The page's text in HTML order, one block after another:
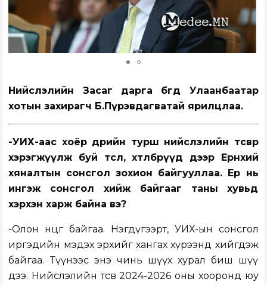
Нийслэлийн Засаг дарга бөгөөд Улаанбаатар
хотын захирагч Б.Пүрэвдагватай ярилцлаа.
-УИХ-аас хоёр өдрийн турш нийслэлийн төсвөөр
хэрэгжүүлж буй төсөл, хөтөлбөрүүд дээр Ерөнхий
хяналтын сонсгол зохион байгууллаа. Ер нь
ингэж сонсгол хийж байгааг таны хувьд
хэрхэн харж байна вэ?
-Олон өнцөг байгаа. Нэгдүгээрт, УИХ-ын сонсгол
иргэдийн мэдэх эрхийг хангах хүрээнд хийгдэж
байгаа. Түүнээс энэ чинь шүүх хурал биш шүү
дээ. Нийслэлийн төсөв 2024-2026 оны хооронд юу